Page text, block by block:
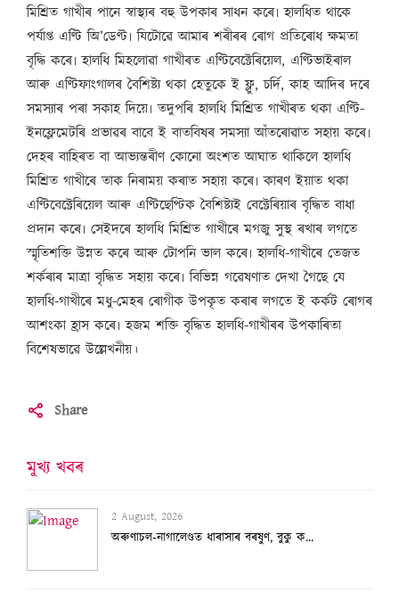
মিশ্ৰিত গাখীৰ পানে স্বাস্থ্যৰ বহু উপকাৰ সাধন কৰে৷ হালধিত থাকে
পৰ্যাপ্ত এণ্টি অি’ডেণ্ট৷ যিটোৱে আমাৰ শৰীৰৰ ৰোগ প্ৰতিৰোধ ক্ষমতা
বৃদ্ধি কৰে৷ হালধি মিহলোৱা গাখীৰত এণ্টিবেক্টেৰিয়েল, এণ্টিভাইৰাল
আৰু এণ্টিফাংগালৰ বৈশিষ্ট্য থকা হেতুকে ই ফ্লু, চৰ্দি, কাহ আদিৰ দৰে
সমস্যাৰ পৰা সকাহ দিয়ে৷ তদুপৰি হালধি মিশ্ৰিত গাখীৰত থকা এণ্টি-
ইনফ্লেমেটৰি প্ৰভাৱৰ বাবে ই বাতবিষৰ সমস্যা আঁতৰোৱাত সহায় কৰে৷
দেহৰ বাহিৰত বা আভ্যন্তৰীণ কোনো অংশত আঘাত থাকিলে হালধি
মিশ্ৰিত গাখীৰে তাক নিৰাময় কৰাত সহায় কৰে৷ কাৰণ ইয়াত থকা
এণ্টিবেক্টেৰিয়েল আৰু এণ্টিছেপ্টিক বৈশিষ্ট্যই বেক্টেৰিয়াৰ বৃদ্ধিত বাধা
প্ৰদান কৰে৷ সেইদৰে হালধি মিশ্ৰিত গাখীৰে মগজু সুস্থ ৰখাৰ লগতে
স্মৃতিশক্তি উন্নত কৰে আৰু টোপনি ভাল কৰে৷ হালধি-গাখীৰে তেজত
শৰ্কৰাৰ মাত্ৰা বৃদ্ধিত সহায় কৰে৷ বিভিন্ন গৱেষণাত দেখা গৈছে যে
হালধি-গাখীৰে মধু-মেহৰ ৰোগীক উপকৃত কৰাৰ লগতে ই কৰ্কট ৰোগৰ
আশংকা হ্ৰাস কৰে৷ হজম শক্তি বৃদ্ধিত হালধি-গাখীৰৰ উপকাৰিতা
বিশেষভাৱে উল্লেখনীয়।
Share
মুখ্য খবৰ
2 August, 2026
অৰুণাচল-নাগালেণ্ডত ধাৰাসাৰ বৰষুণ, বুকু ক...